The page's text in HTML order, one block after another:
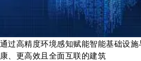
通过高精度环境感知赋能智能基础设
康、更高效且全面互联的建筑